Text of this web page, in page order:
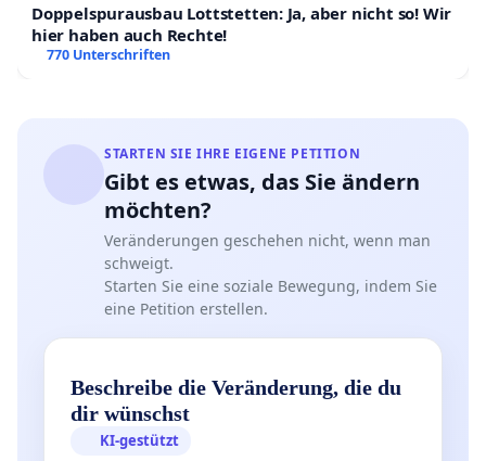
Doppelspurausbau Lottstetten: Ja, aber nicht so! Wir
hier haben auch Rechte!
770 Unterschriften
STARTEN SIE IHRE EIGENE PETITION
Gibt es etwas, das Sie ändern
möchten?
Veränderungen geschehen nicht, wenn man
schweigt.
Starten Sie eine soziale Bewegung, indem Sie
eine Petition erstellen.
Beschreibe die Veränderung, die du
dir wünschst
KI-gestützt